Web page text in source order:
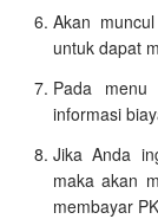
Akan
untuk dapat
Pada
informasi
Jika Anda
maka akan
membayar